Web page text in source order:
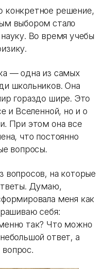
решение,
выбором стало
Во время учебы
— одна из самых
школьников. Она
гораздо шире. Это
и Вселенной, но и о
При этом она все
что постоянно
вопросы.
вопросов, на которые
Думаю,
меня как
себя:
так? Что можно
ответ, а